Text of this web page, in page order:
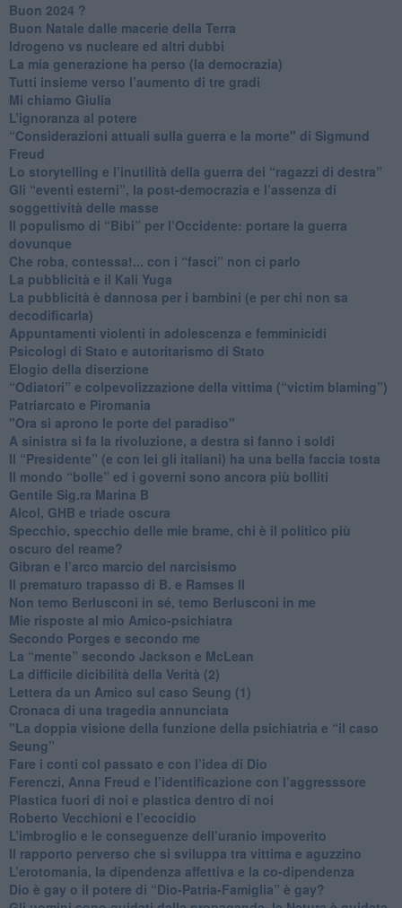
Buon 2024 ?
​Buon Natale dalle macerie della Terra
​Idrogeno vs nucleare ed altri dubbi
​La mia generazione ha perso (la democrazia)
​Tutti insieme verso l’aumento di tre gradi
Mi chiamo Giulia
L’ignoranza al potere
​“Considerazioni attuali sulla guerra e la morte" di Sigmund
Freud
​Lo storytelling e l’inutilità della guerra dei “ragazzi di destra”
​Gli “eventi esterni”, la post-democrazia e l’assenza di
soggettività delle masse
​Il populismo di “Bibi” per l’Occidente: portare la guerra
dovunque
​Che roba, contessa!... con i “fasci” non ci parlo
La pubblicità e il Kali Yuga
​La pubblicità è dannosa per i bambini (e per chi non sa
decodificarla)
​Appuntamenti violenti in adolescenza e femminicidi
​Psicologi di Stato e autoritarismo di Stato
Elogio della diserzione
“Odiatori” e colpevolizzazione della vittima (“victim blaming”)
​Patriarcato e Piromania
"Ora si aprono le porte del paradiso"
​A sinistra si fa la rivoluzione, a destra si fanno i soldi
​Il “Presidente” (e con lei gli italiani) ha una bella faccia tosta
​Il mondo “bolle” ed i governi sono ancora più bolliti
​Gentile Sig.ra Marina B
​Alcol, GHB e triade oscura
​Specchio, specchio delle mie brame, chi è il politico più
oscuro del reame?
​Gibran e l’arco marcio del narcisismo
​Il prematuro trapasso di B. e Ramses II
​Non temo Berlusconi in sé, temo Berlusconi in me
​Mie risposte al mio Amico-psichiatra
​Secondo Porges e secondo me
​La “mente” secondo Jackson e McLean
La difficile dicibilità della Verità (2)
​Lettera da un Amico sul caso Seung (1)
​Cronaca di una tragedia annunciata
"​La doppia visione della funzione della psichiatria e “il caso
Seung”
​Fare i conti col passato e con l’idea di Dio
​Ferenczi, Anna Freud e l’identificazione con l’aggresssore
Plastica fuori di noi e plastica dentro di noi
​Roberto Vecchioni e l’ecocidio
​L’imbroglio e le conseguenze dell’uranio impoverito
​Il rapporto perverso che si sviluppa tra vittima e aguzzino
L’erotomania, la dipendenza affettiva e la co-dipendenza
​Dio è gay o il potere di “Dio-Patria-Famiglia” è gay?